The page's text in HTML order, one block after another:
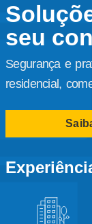
seu
Segurança e
residencial,